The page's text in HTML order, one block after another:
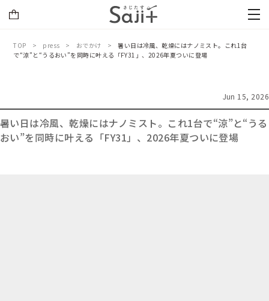
TOP press おでかけ
暑い日は冷風、乾燥にはナノミスト。これ1台
で“涼”と“うるおい”を同時に叶える「FY31」、2026年夏ついに登場
Jun 15, 2026
暑い日は冷風、乾燥にはナノミスト。これ1台で“涼”と“うる
おい”を同時に叶える「FY31」、2026年夏ついに登場